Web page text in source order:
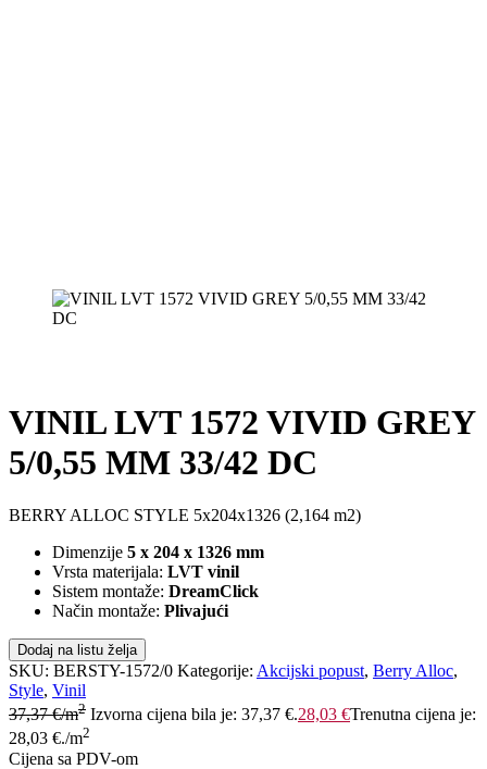
VINIL LVT 1572 VIVID GREY
5/0,55 MM 33/42 DC
BERRY ALLOC STYLE 5x204x1326 (2,164 m2)
Dimenzije 5 x 204 x 1326 mm
Vrsta materijala: LVT vinil
Sistem montaže: DreamClick
Način montaže: Plivajući
Dodaj na listu želja
SKU: BERSTY-1572/0 Kategorije: Akcijski popust, Berry Alloc,
Style, Vinil
37,37€/m2 Izvorna cijena bila je: 37,37 €.28,03 €Trenutna cijena je:
28,03 €./m2
Cijena sa PDV-om